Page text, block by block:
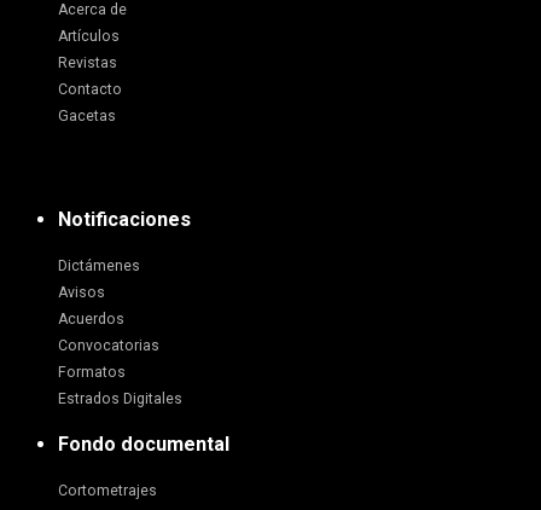
Acerca de
Artículos
Revistas
Contacto
Gacetas
Notificaciones
Dictámenes
Avisos
Acuerdos
Convocatorias
Formatos
Estrados Digitales
Fondo documental
Cortometrajes